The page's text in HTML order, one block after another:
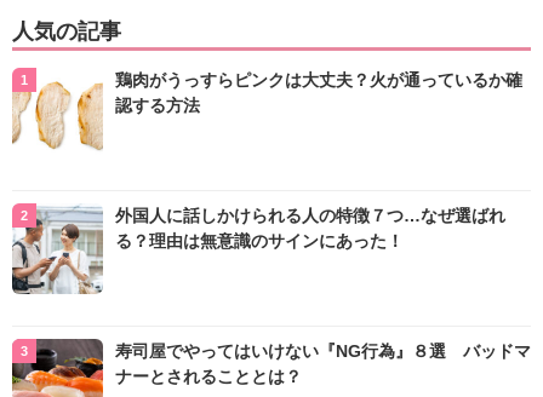
人気の記事
鶏肉がうっすらピンクは大丈夫？火が通っているか確
認する方法
外国人に話しかけられる人の特徴７つ…なぜ選ばれ
る？理由は無意識のサインにあった！
寿司屋でやってはいけない『NG行為』８選 バッドマ
ナーとされることとは？